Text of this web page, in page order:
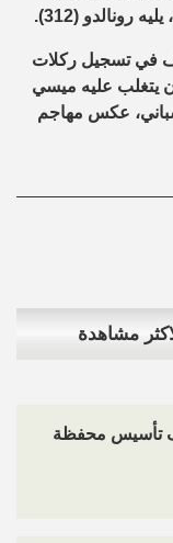
مشاهدة
تأسيس محفظة
في تسجيل ركلات
يمكن أن يتغلب عليه ميسي
عكس مهاجم